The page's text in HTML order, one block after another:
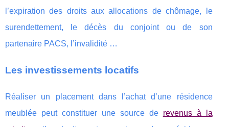
l’expiration des droits aux allocations de chômage, le
surendettement, le décès du conjoint ou de son
partenaire PACS, l’invalidité …
Les investissements locatifs
Réaliser un placement dans l’achat d’une résidence
meublée peut constituer une source de revenus à la